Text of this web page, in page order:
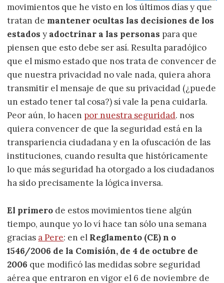
movimientos que he visto en los últimos días y que
tratan de mantener ocultas las decisiones de los
estados y adoctrinar a las personas para que
piensen que esto debe ser así. Resulta paradójico
que el mismo estado que nos trata de convencer de
que nuestra privacidad no vale nada, quiera ahora
transmitir el mensaje de que su privacidad (¿puede
un estado tener tal cosa?) sí vale la pena cuidarla.
Peor aún, lo hacen por nuestra seguridad. nos
quiera convencer de que la seguridad está en la
transpariencia ciudadana y en la ofuscación de las
instituciones, cuando resulta que históricamente
lo que más seguridad ha otorgado a los ciudadanos
ha sido precisamente la lógica inversa.
El primero de estos movimientos tiene algún
tiempo, aunque yo lo ví hace tan sólo una semana
gracias a Pere: en el Reglamento (CE) n o
1546/2006 de la Comisión, de 4 de octubre de
2006 que modificó las medidas sobre seguridad
aérea que entraron en vigor el 6 de noviembre de